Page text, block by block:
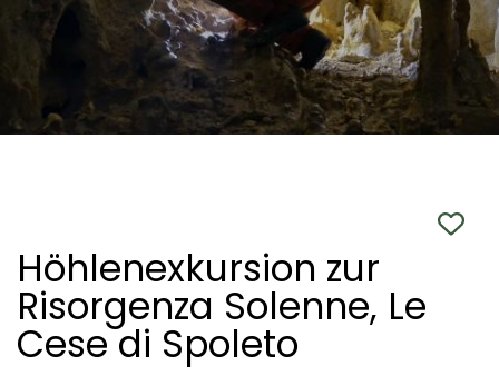
Höhlenexkursion zur
Risorgenza Solenne, Le
Cese di Spoleto